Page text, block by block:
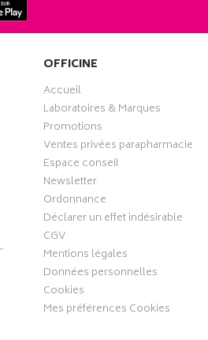
OFFICINE
Accueil
Laboratoires & Marques
Promotions
Ventes privées parapharmacie
Espace conseil
Newsletter
Ordonnance
Déclarer un effet indésirable
CGV
Mentions légales
Données personnelles
Cookies
Mes préférences Cookies